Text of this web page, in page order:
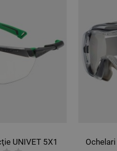
Ochelari de protecţie UNIVET 620 UP